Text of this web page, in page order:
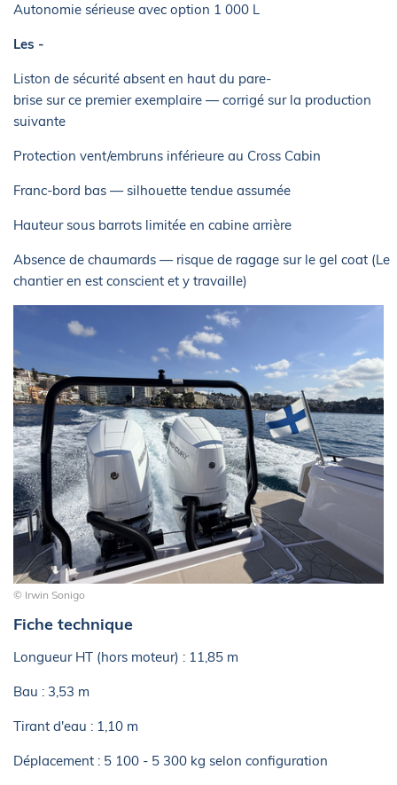
Autonomie sérieuse avec option 1 000 L
Les -
Liston de sécurité absent en haut du pare-
brise sur ce premier exemplaire — corrigé sur la production
suivante
Protection vent/embruns inférieure au Cross Cabin
Franc-bord bas — silhouette tendue assumée
Hauteur sous barrots limitée en cabine arrière
Absence de chaumards — risque de ragage sur le gel coat (Le
chantier en est conscient et y travaille)
© Irwin Sonigo
Fiche technique
Longueur HT (hors moteur) : 11,85 m
Bau : 3,53 m
Tirant d'eau : 1,10 m
Déplacement : 5 100 - 5 300 kg selon configuration